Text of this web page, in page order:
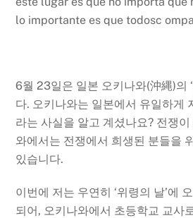
lo importante es que todosc
6월 23일은 일본 오키나와(沖縄)의
다. 오키나와는 일본에서 유일하게
라는 사실을 알고 계셨나요? 전쟁
와에서는 전쟁에서 희생된 분들을
있습니다.
이번에 저는 우연히 ‘위령의 날’에
되어, 오키나와에서 초등학교 교사